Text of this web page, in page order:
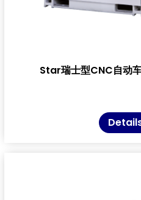
Star瑞士型CNC自动